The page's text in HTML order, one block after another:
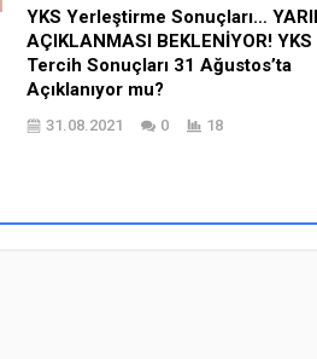
YKS Yerleştirme Sonuçları…
AÇIKLANMASI BEKLENİYOR! YKS
Tercih Sonuçları 31 Ağustos’ta
Açıklanıyor mu?
31.08.2021 0 18